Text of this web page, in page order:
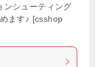
シューティング
ます♪ [csshop